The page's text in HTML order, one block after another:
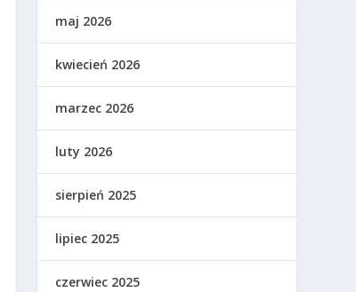
maj 2026
kwiecień 2026
marzec 2026
luty 2026
sierpień 2025
lipiec 2025
czerwiec 2025